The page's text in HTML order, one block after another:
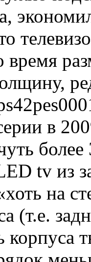
время
42pes
в
tv из
на
(т.е.
корпуса